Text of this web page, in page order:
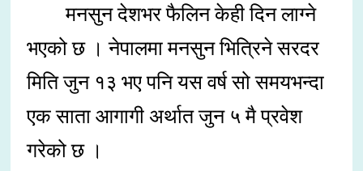
मनसुन देशभर फैलिन केही दिन लाग्ने
भएको छ । नेपालमा मनसुन भित्रिने सरदर
मिति जुन १३ भए पनि यस वर्ष सो समयभन्दा
एक साता आगागी अर्थात जुन ५ मै प्रवेश
गरेको छ ।